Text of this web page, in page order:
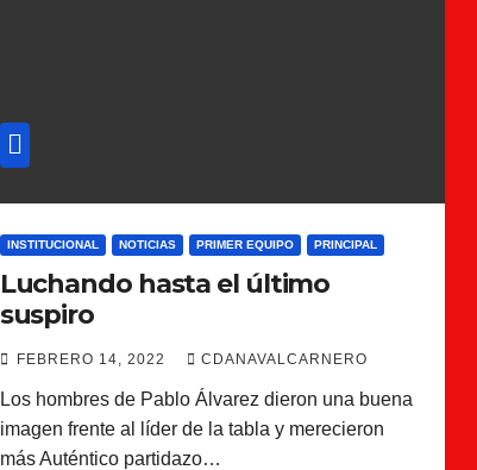
INSTITUCIONAL NOTICIAS PRIMER EQUIPO PRINCIPAL
Luchando hasta el último
suspiro
FEBRERO 14, 2022 CDANAVALCARNERO
Los hombres de Pablo Álvarez dieron una buena
imagen frente al líder de la tabla y merecieron
más Auténtico partidazo…